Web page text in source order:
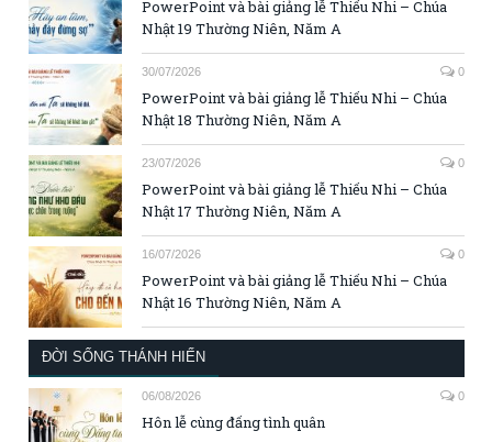
PowerPoint và bài giảng lễ Thiếu Nhi – Chúa
Nhật 19 Thường Niên, Năm A
30/07/2026 0
PowerPoint và bài giảng lễ Thiếu Nhi – Chúa
Nhật 18 Thường Niên, Năm A
23/07/2026 0
PowerPoint và bài giảng lễ Thiếu Nhi – Chúa
Nhật 17 Thường Niên, Năm A
16/07/2026 0
PowerPoint và bài giảng lễ Thiếu Nhi – Chúa
Nhật 16 Thường Niên, Năm A
ĐỜI SỐNG THÁNH HIẾN
06/08/2026 0
Hôn lễ cùng đấng tình quân